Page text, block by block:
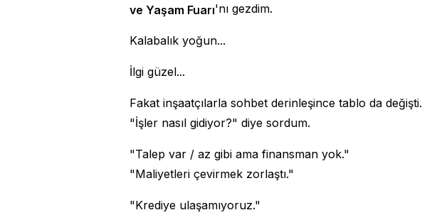
ve Yaşam Fuarı'nı gezdim.
Kalabalık yoğun...
İlgi güzel...
Fakat inşaatçılarla sohbet derinleşince tablo da değişti.
"İşler nasıl gidiyor?" diye sordum.
"Talep var / az gibi ama finansman yok."
"Maliyetleri çevirmek zorlaştı."
"Krediye ulaşamıyoruz."